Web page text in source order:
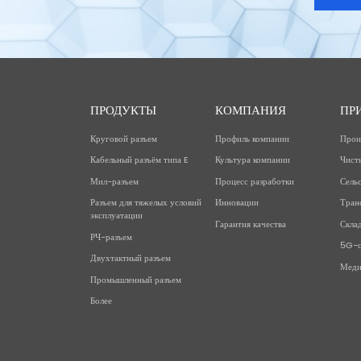
ПРОДУКТЫ
Круговой разъем
Кабельный разъём типа E
Мил-разъем
Разъем для тяжелых условий
эксплуатации
РЧ-разъем
Двухтактный разъем
Промышленный разъем
Более
КОМПАНИЯ
Профиль компании
Культура компании
Процесс разработки
Инновации
Гарантия качества
5G-